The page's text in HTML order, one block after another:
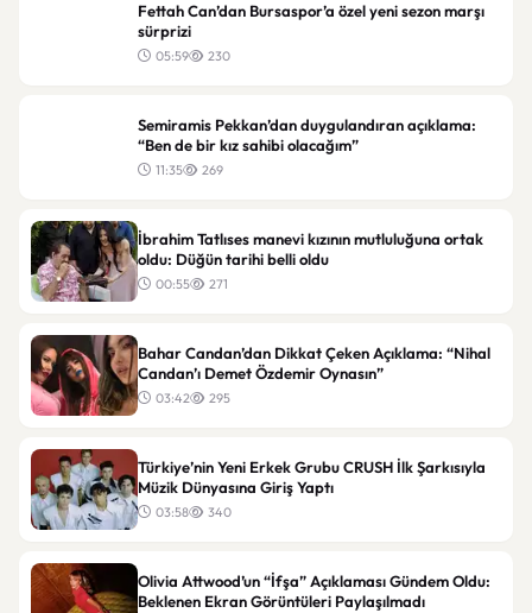
Fettah Can’dan Bursaspor’a özel yeni sezon marşı
sürprizi
05:59 230
Semiramis Pekkan’dan duygulandıran açıklama:
“Ben de bir kız sahibi olacağım”
11:35 269
İbrahim Tatlıses manevi kızının mutluluğuna ortak
oldu: Düğün tarihi belli oldu
00:55 271
Bahar Candan’dan Dikkat Çeken Açıklama: “Nihal
Candan’ı Demet Özdemir Oynasın”
03:42 295
Türkiye’nin Yeni Erkek Grubu CRUSH İlk Şarkısıyla
Müzik Dünyasına Giriş Yaptı
03:58 340
Olivia Attwood’un “İfşa” Açıklaması Gündem Oldu:
Beklenen Ekran Görüntüleri Paylaşılmadı